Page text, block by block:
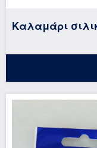
Καλαμάρι